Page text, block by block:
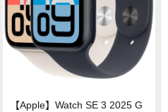
【Apple】Watch SE 3 2025 G